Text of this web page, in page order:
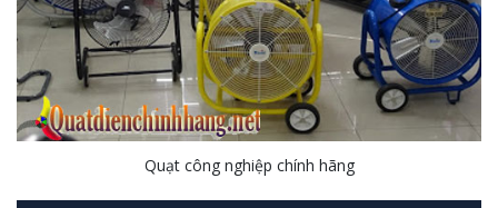
Quạt công nghiệp chính hãng